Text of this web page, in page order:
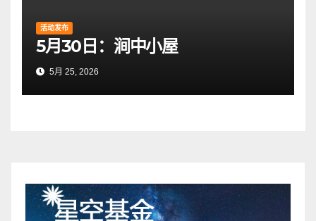
活动发布
5月30日：涧中小屋
5月 25, 2026